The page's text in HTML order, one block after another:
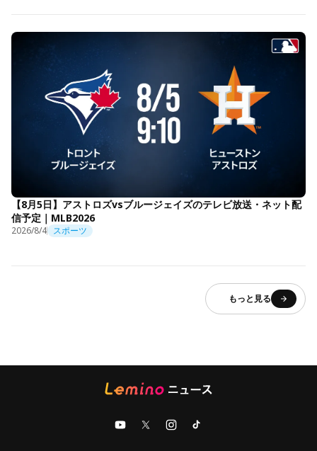
【8月5日】アストロズvsブルージェイズのテレビ放送・ネット配
信予定｜MLB2026
2026/8/4 スポーツ
もっと見る